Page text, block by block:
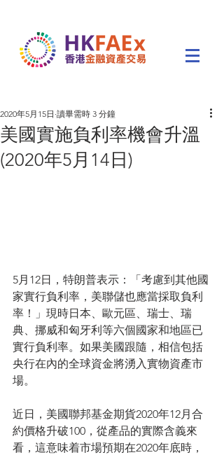
美國實施負利率機會升溫
(2020年5月14日)
2020年5月15日 讀畢需時 3 分鐘
5月12日，特朗普表示：「考慮到其他國
家實行負利率，美聯儲也應當採取負利
率！」現時日本、歐元區、瑞士、瑞
典、挪威和匈牙利等六個國家和地區已
實行負利率。如果美國跟隨，相信包括
央行在內的全球資金將湧入實物資產市
場。
近日，美國聯邦基金期貨2020年12月合
約價格升破100，從產品的實際含義來
看，這意味着市場預期在2020年底時，